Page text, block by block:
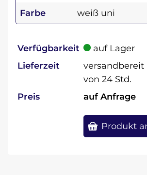
Farbe
weiß uni
Verfügbarkeit
auf Lager
Lieferzeit
von 24 Std.
Preis
auf Anfrage
Produkt